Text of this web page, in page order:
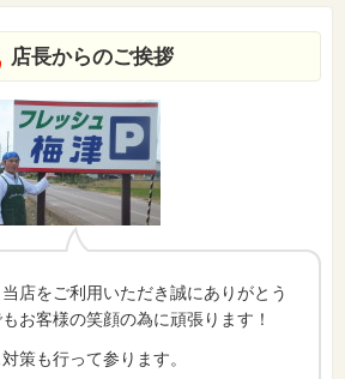
店長からのご挨拶
店をご利用いただき誠にありがとう
お客様の笑顔の為に頑張ります！
策も行って参ります。